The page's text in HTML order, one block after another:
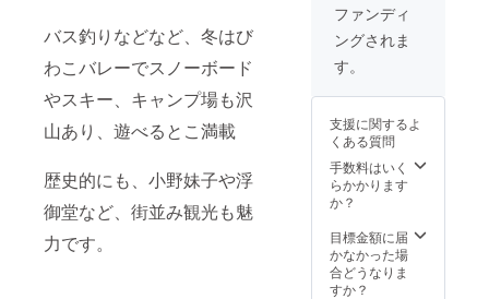
バス釣りなどなど、冬はび
わこバレーでスノーボード
やスキー、キャンプ場も沢
山あり、遊べるとこ満載
歴史的にも、小野妹子や浮
御堂など、街並み観光も魅
力です。
ファンディ
ングされま
す。
支援に関するよ
くある質問
手数料はいく
らかかります
か？
目標金額に届
かなかった場
合どうなりま
すか？